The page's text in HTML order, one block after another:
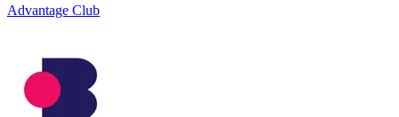
Advantage Club